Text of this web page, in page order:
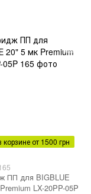
от 1500 грн
ПП для BIGBLUE
LX-20PP-05P